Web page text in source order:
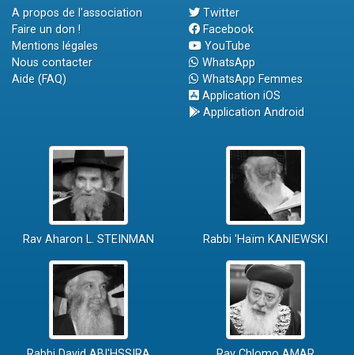
A propos de l'association
Faire un don !
Mentions légales
Nous contacter
Aide (FAQ)
Twitter
Facebook
YouTube
WhatsApp
WhatsApp Femmes
Application iOS
Application Android
Rav Aharon L. STEINMAN Rabbi 'Haïm KANIEWSKI